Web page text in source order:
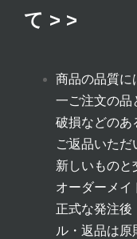
て > >
商品の品質に
一ご注文の品
破損などのあ
ご返品いただ
新しいものと
オーダーメイ
正式な発注後
ル・返品は原